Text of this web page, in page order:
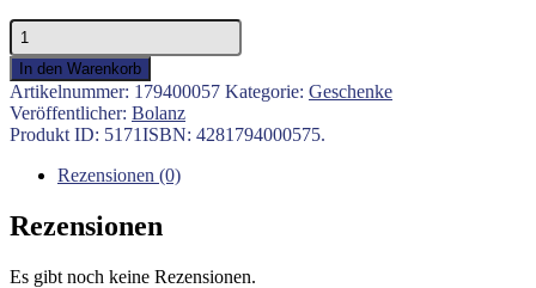
30
Starke
Gebete
für
meinen
Ehemann
In den Warenkorb
Artikelnummer: 179400057 Kategorie: Geschenke
Veröffentlicher: Bolanz
Produkt ID: 5171ISBN: 4281794000575.
Rezensionen (0)
Rezensionen
Es gibt noch keine Rezensionen.